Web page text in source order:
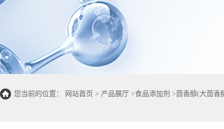
您当前的位置： 网站首页 > 产品展厅 >食品添加剂 >茴香醇(大茴香